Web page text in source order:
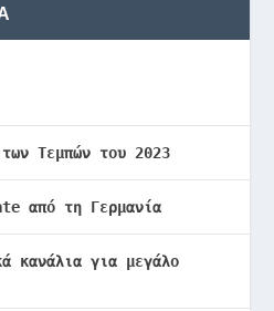
Τεμπών του 2023
από τη Γερμανία
κανάλια για μεγάλο